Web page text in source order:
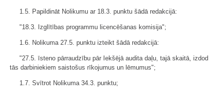
1.5. Papildināt Nolikumu ar 18.3. punktu šādā redakcijā:
"18.3. Izglītības programmu licencēšanas komisija";
1.6. Nolikuma 27.5. punktu izteikt šādā redakcijā:
"27.5. īsteno pārraudzību pār Iekšējā audita daļu, tajā skaitā, izdod
tās darbiniekiem saistošus rīkojumus un lēmumus";
1.7. Svītrot Nolikuma 34.3. punktu;